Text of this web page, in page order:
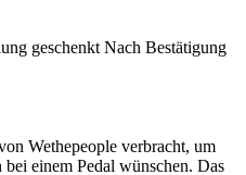
geschenkt Nach Bestätigung
Wethepeople verbracht, um
einem Pedal wünschen. Das